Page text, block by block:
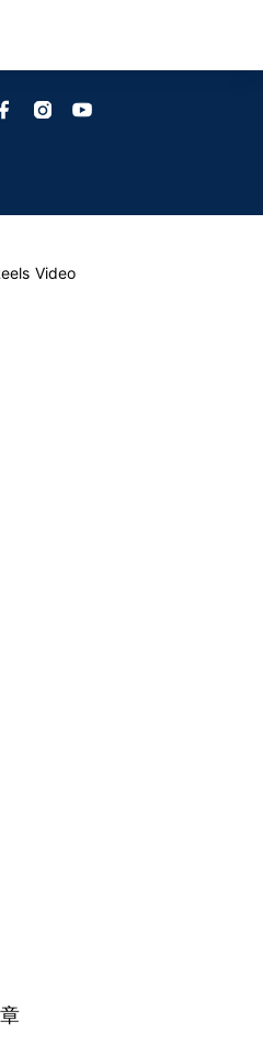
Video